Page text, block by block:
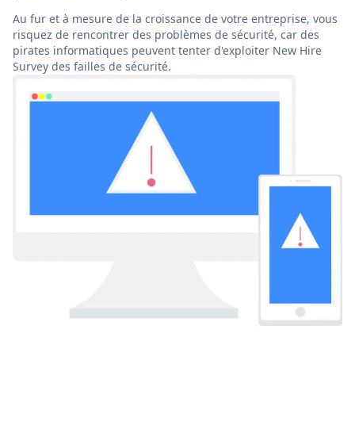
Au fur et à mesure de la croissance de votre entreprise, vous
risquez de rencontrer des problèmes de sécurité, car des
pirates informatiques peuvent tenter d'exploiter New Hire
Survey des failles de sécurité.